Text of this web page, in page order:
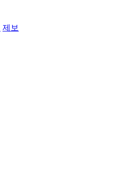
제보